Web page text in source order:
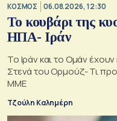
ΚΟΣΜΟΣ 06.08.2026, 12:30
Το κουβάρι της
ΗΠΑ- Ιράν
Το Ιράν και το Ομάν
Στενά του Ορμούζ- Τι προβλέπεται σύμφωνα με τα Διεθνή
ΜΜΕ
Τζούλη Καλημέρη